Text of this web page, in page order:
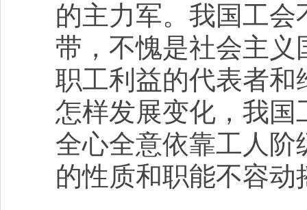
的主力军。我国工
带，不愧是社会主
职工利益的代表者
怎样发展变化，我
全心全意依靠工人
的性质和职能不容动